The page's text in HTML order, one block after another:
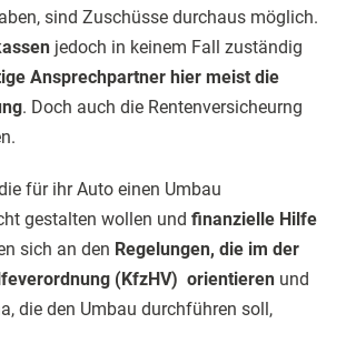
sind Zuschüsse durchaus möglich.
jedoch in keinem Fall zuständig
Ansprechpartner hier meist die
. Doch auch die Rentenversicheurng
für ihr Auto einen Umbau
gestalten wollen und finanzielle Hilfe
sich an den Regelungen, die im der
(KfzHV) orientieren und
die den Umbau durchführen soll,